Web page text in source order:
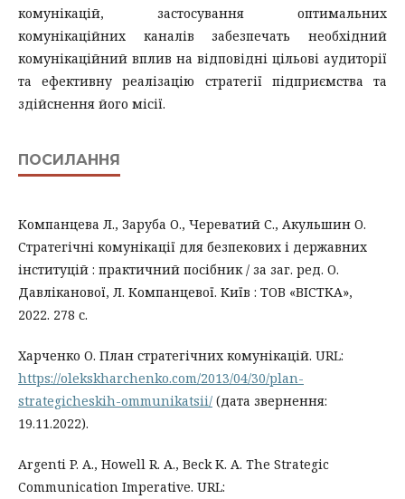
комунікацій, застосування оптимальних
комунікаційних каналів забезпечать необхідний
комунікаційний вплив на відповідні цільові аудиторії
та ефективну реалізацію стратегії підприємства та
здійснення його місії.
ПОСИЛАННЯ
Компанцева Л., Заруба О., Череватий С., Акульшин О.
Стратегічні комунікації для безпекових і державних
інституцій : практичний посібник / за заг. ред. О.
Давліканової, Л. Компанцевої. Київ : ТОВ «ВІСТКА»,
2022. 278 с.
Харченко О. План стратегічних комунікацій. URL:
https://olekskharchenko.com/2013/04/30/plan-
strategicheskih-ommunikatsii/ (дата звернення:
19.11.2022).
Argenti P. A., Howell R. A., Beck K. A. The Strategic
Communication Imperative. URL: